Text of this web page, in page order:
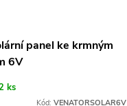
panel ke krmným
6V
ks
Kód:VENATORSOLAR6V